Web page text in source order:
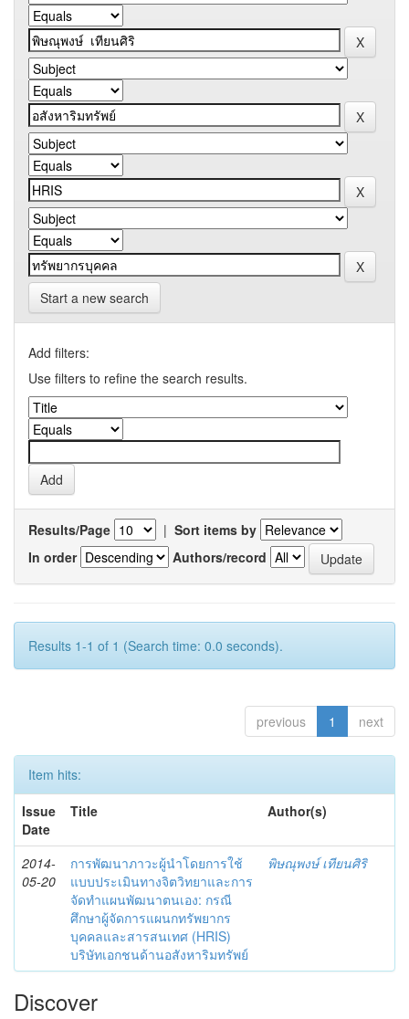
Start a new search
Add filters:
Use filters to refine the search results.
Results/Page | Sort items by
In order
Authors/record
Results 1-1 of 1 (Search time: 0.0 seconds).
previous 1 next
Item hits:
Issue
Date
Title Author(s)
2014-
05-20
การพัฒนาภาวะผู้นำโดยการใช้
แบบประเมินทางจิตวิทยาและการ
จัดทำแผนพัฒนาตนเอง: กรณี
ศึกษาผู้จัดการแผนกทรัพยากร
บุคคลและสารสนเทศ (HRIS)
บริษัทเอกชนด้านอสังหาริมทรัพย์
พิษณุพงษ์ เทียนศิริ
Discover